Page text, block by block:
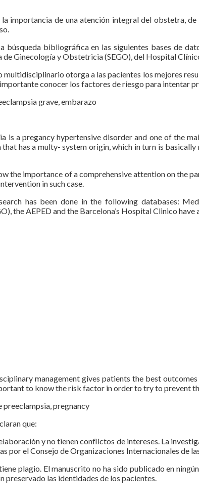
importancia de una atención integral del obstetra,
búsqueda bibliográfica en las siguientes bases de
de Ginecología y Obstetricia (SEGO), del Hospital
multidisciplinario otorga a las pacientes los mejores
conocer los factores de riesgo para intentar
grave, embarazo
is a pregancy hypertensive disorder and one of the
that has a multy- system origin, which in turn is
the importance of a comprehensive attention on the
in such case.
has been done in the following databases:
the AEPED and the Barcelona’s Hospital Clinico have
management gives patients the best
to know the risk factor in order to try to prevent
preeclampsia, pregnancy
que:
y no tienen conflictos de intereses. La
por el Consejo de Organizaciones Internacionales
plagio. El manuscrito no ha sido publicado en
preservado las identidades de los pacientes.